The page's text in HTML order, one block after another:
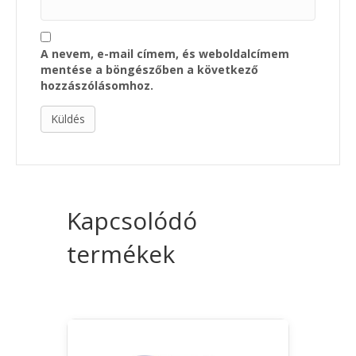
A nevem, e-mail címem, és weboldalcímem
mentése a böngészőben a következő
hozzászólásomhoz.
Kapcsolódó
termékek